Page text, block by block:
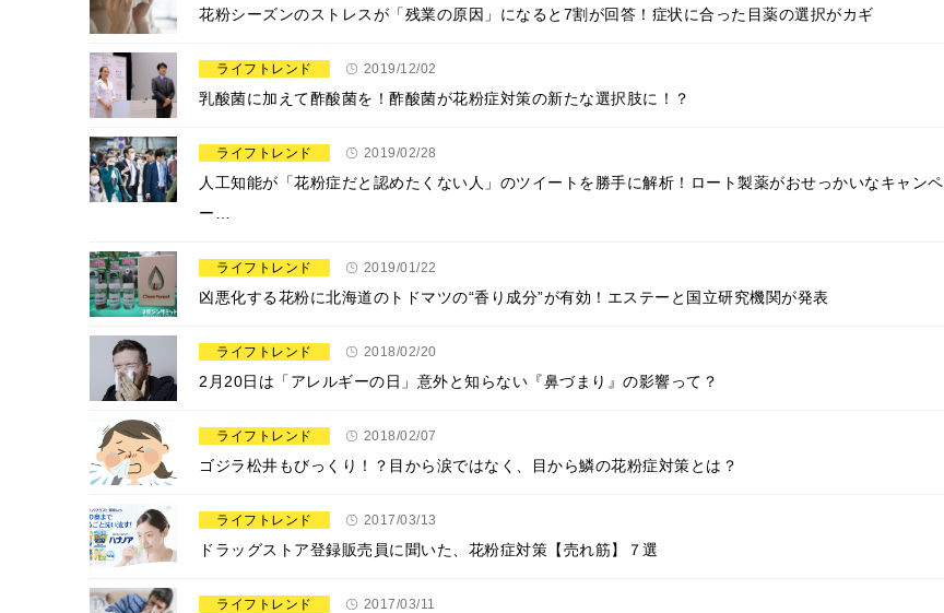
花粉シーズンのストレスが「残業の原因」になると7割が回答！症状に合った目薬の選択がカギ
ライフトレンド 2019/12/02
乳酸菌に加えて酢酸菌を！酢酸菌が花粉症対策の新たな選択肢に！？
ライフトレンド 2019/02/28
人工知能が「花粉症だと認めたくない人」のツイートを勝手に解析！ロート製薬がおせっかいなキャンペ
ー…
ライフトレンド 2019/01/22
凶悪化する花粉に北海道のトドマツの“香り成分”が有効！エステーと国立研究機関が発表
ライフトレンド 2018/02/20
2月20日は「アレルギーの日」意外と知らない『鼻づまり』の影響って？
ライフトレンド 2018/02/07
ゴジラ松井もびっくり！？目から涙ではなく、目から鱗の花粉症対策とは？
ライフトレンド 2017/03/13
ドラッグストア登録販売員に聞いた、花粉症対策【売れ筋】７選
ライフトレンド 2017/03/11